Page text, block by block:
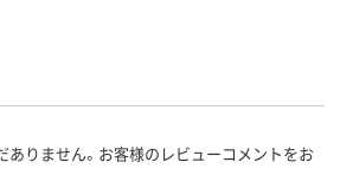
ありません。お客様のレビューコメントをお